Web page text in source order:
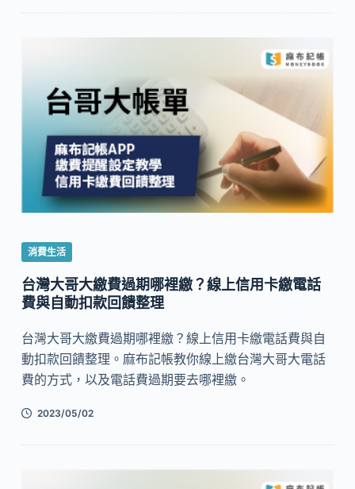
消費生活
台灣大哥大繳費過期哪裡繳？線上信用卡繳電話
費與自動扣款回饋整理
台灣大哥大繳費過期哪裡繳？線上信用卡繳電話費與自
動扣款回饋整理。麻布記帳教你線上繳台灣大哥大電話
費的方式，以及電話費過期要去哪裡繳。
2023/05/02